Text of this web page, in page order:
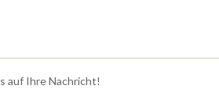
auf Ihre Nachricht!